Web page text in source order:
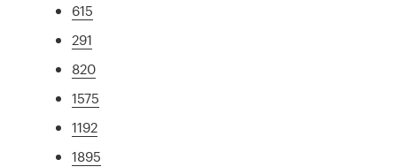
615
291
820
1575
1192
1895